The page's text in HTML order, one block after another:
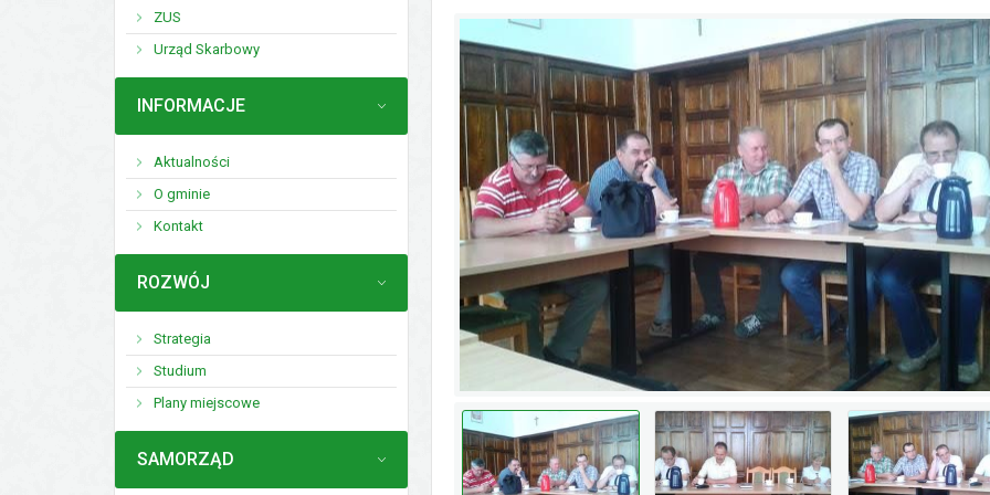
ZUS
Urząd Skarbowy
MENU
INFORMACJE
Aktualności
O gminie
Kontakt
MENU
ROZWÓJ
Strategia
Studium
Plany miejscowe
MENU
SAMORZĄD